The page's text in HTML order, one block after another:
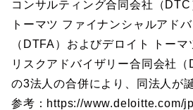
コンサルティング合同会社（DTC
トーマツ ファイナンシャルアド
（DTFA）およびデロイト トーマ
リスクアドバイザリー合同会社（
の3法人の合併により、同法人が
参考：https://www.deloitte.com/